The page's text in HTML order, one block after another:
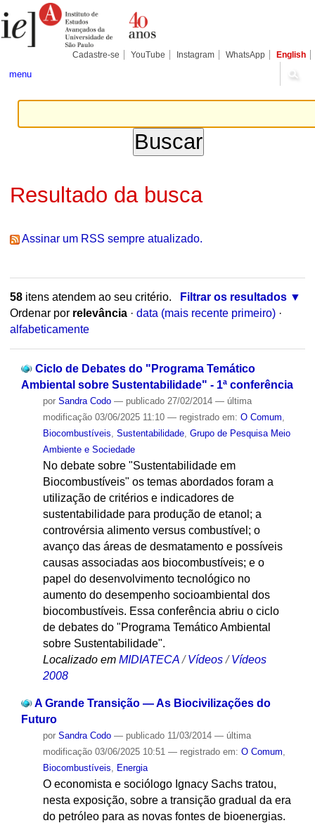
para
conteúdo.
Pessoais
Cadastre-se YouTube Instagram WhatsApp English
menu
Resultado da busca
Assinar um RSS sempre atualizado.
58itens atendem ao seu critério.
Filtrar os resultados
Ordenar por relevância · data (mais recente primeiro) ·
alfabeticamente
Ciclo de Debates do "Programa Temático
Ambiental sobre Sustentabilidade" - 1ª conferência
por Sandra Codo — publicado27/02/2014 — última
modificação03/06/2025 11:10 — registrado em: O Comum
Biocombustíveis Sustentabilidade, Grupo de Pesquisa Meio
Ambiente e Sociedade
No debate sobre "Sustentabilidade em
Biocombustíveis" os temas abordados foram a
utilização de critérios e indicadores de
sustentabilidade para produção de etanol; a
controvérsia alimento versus combustível; o
avanço das áreas de desmatamento e possíveis
causas associadas aos biocombustíveis; e o
papel do desenvolvimento tecnológico no
aumento do desempenho socioambiental dos
biocombustíveis. Essa conferência abriu o ciclo
de debates do "Programa Temático Ambiental
sobre Sustentabilidade".
Localizado em MIDIATECA /Vídeos /Vídeos
2008
A Grande Transição — As Biocivilizações do
Futuro
por Sandra Codo — publicado11/03/2014 — última
modificação03/06/2025 10:51 — registrado em: O Comum
Biocombustíveis
Energia
O economista e sociólogo Ignacy Sachs tratou,
nesta exposição, sobre a transição gradual da era
do petróleo para as novas fontes de bioenergias.